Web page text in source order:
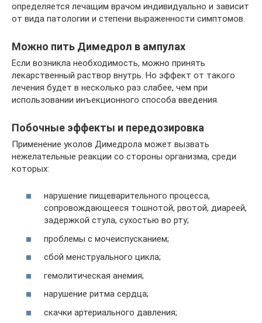
определяется лечащим врачом индивидуально и зависит
от вида патологии и степени выраженности симптомов.
Можно пить Димедрол в ампулах
Если возникла необходимость, можно принять
лекарственный раствор внутрь. Но эффект от такого
лечения будет в несколько раз слабее, чем при
использовании инъекционного способа введения.
Побочные эффекты и передозировка
Применение уколов Димедрола может вызвать
нежелательные реакции со стороны организма, среди
которых:
нарушение пищеварительного процесса,
сопровождающееся тошнотой, рвотой, диареей,
задержкой стула, сухостью во рту;
проблемы с мочеиспусканием;
сбой менструального цикла;
гемолитическая анемия;
нарушение ритма сердца;
скачки артериального давления;